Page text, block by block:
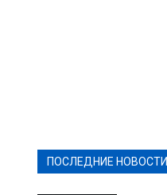
ПОСЛЕДНИЕ НОВОСТИ